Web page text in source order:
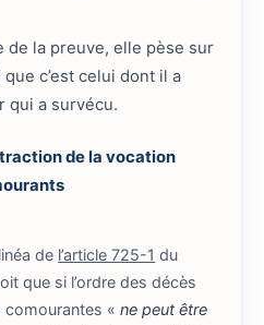
de la preuve, elle pèse sur
c’est celui dont il a
qui a survécu.
de la vocation
de l’article 725-1 du
que si l’ordre des décès
comourantes «ne peut être